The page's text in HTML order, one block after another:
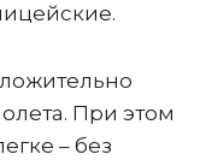
При этом
– без